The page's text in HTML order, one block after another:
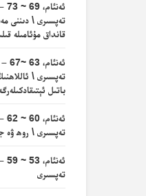
تەپسىرى \ دىننى
قانداق مۇئامىلە
تەپسىرى \
باتىل
تەپسىرى \ روھ ۋە
تەپسىرى